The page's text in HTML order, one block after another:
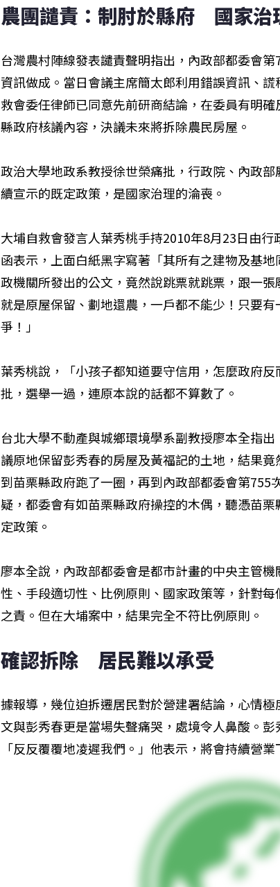
農團譴責：制肘於縣府　國家治
台灣農村陣線發表譴責聲明指出，內政部都委會
資訊做成。當日會議主席簡太郎利用錯誤資訊、
救會委任律師已同意先前研商結論，在委員有明
縣政府核議內容，決議未來將拆除農民房屋。
政治大學地政系教授徐世榮痛批，行政院、內政
續宣示的既定政策，是國家治理的淪喪。
大埔自救會發言人葉秀桃手持2010年8月23日由
函表示，上面白紙黑字寫著「其所有之建物及基
政機關所發出的公文，竟然說跳票就跳票，跟一
就是原屋保留、劃地還農，一戶都不能少！只要
爭！」
葉秀桃說，「小孩子都知道要守信用，怎麼政府
批，選舉一過，連原本說的話都不算數了。
台北大學不動產與城鄉環境學系副教授廖本全指
議原地保留彭秀春的房屋及黃福記的土地，結果
到苗栗縣政府跑了一圈，再到內政部都委會第755
疑，都委會有如苗栗縣政府操控的木偶，聽憑苗
定政策。
廖本全說，內政部都委會是都市計畫的中央主管
性、手段適切性、比例原則、國家政策等，針對
之責。但在大埔案中，結果完全不符比例原則。
確認拆除　居民難以承受
據報導，幾位迫拆遷居民對於營建署結論，心情
文與彭秀春更是當場失聲痛哭，處境令人鼻酸。
「反反覆覆地凌遲我們。」他表示，將會持續營